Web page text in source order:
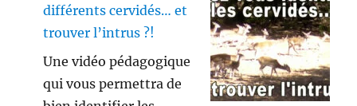
différents cervidés… et
trouver l’intrus ?!
Une vidéo pédagogique
qui vous permettra de